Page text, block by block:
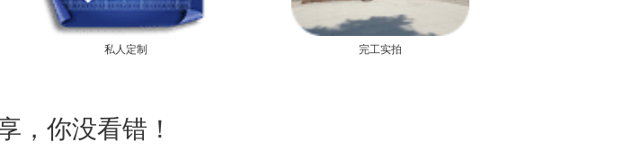
私人定制 完工实拍
，你没看错！